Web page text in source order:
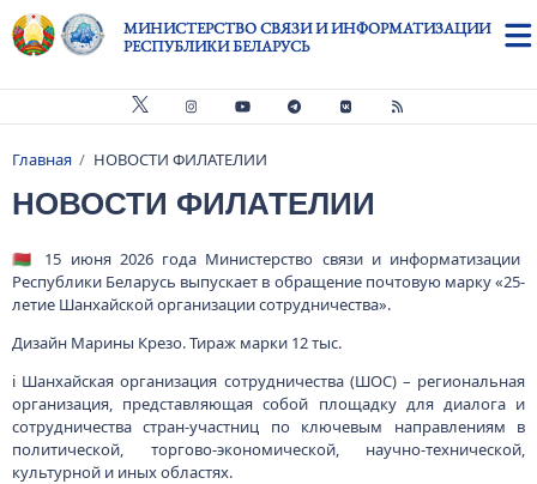
Перейти к основному содержанию
МИНИСТЕРСТВО СВЯЗИ И ИНФОРМАТИЗАЦИИ
РЕСПУБЛИКИ БЕЛАРУСЬ
Строка навигации
Главная НОВОСТИ ФИЛАТЕЛИИ
НОВОСТИ ФИЛАТЕЛИИ
🇧🇾 15 июня 2026 года Министерство связи и информатизации
Республики Беларусь выпускает в обращение почтовую марку «25-
летие Шанхайской организации сотрудничества».
Дизайн Марины Крезо. Тираж марки 12 тыс.
ℹ️ Шанхайская организация сотрудничества (ШОС) – региональная
организация, представляющая собой площадку для диалога и
сотрудничества стран-участниц по ключевым направлениям в
политической, торгово-экономической, научно-технической,
культурной и иных областях.